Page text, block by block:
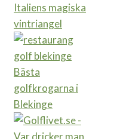
Italiens magiska
vintriangel
Bästa
golfkrogarna i
Blekinge